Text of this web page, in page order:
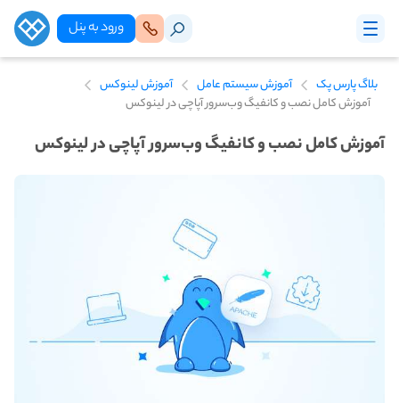
ورود‌ به‌ پنل
بلاگ پارس پک آموزش سیستم عامل
آموزش لینوکس
آموزش کامل نصب و کانفیگ وب‌سرور آپاچی در لینوکس
آموزش کامل نصب و کانفیگ وب‌سرور آپاچی در لینوکس